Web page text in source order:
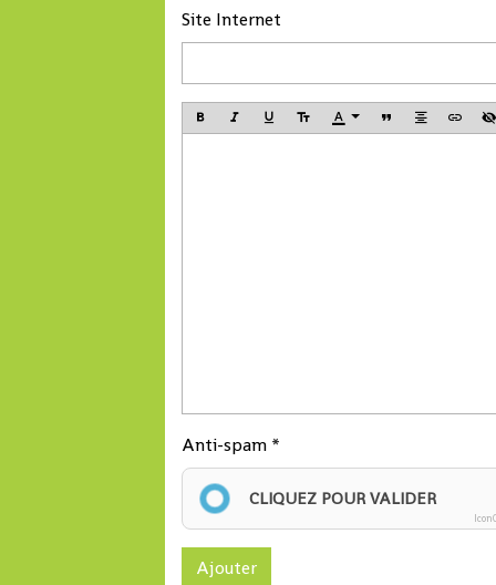
a déclaré Madame
générale de
Terminal.
Site Internet
Anti-spam
CLIQUEZ POUR VALIDER
Ajouter